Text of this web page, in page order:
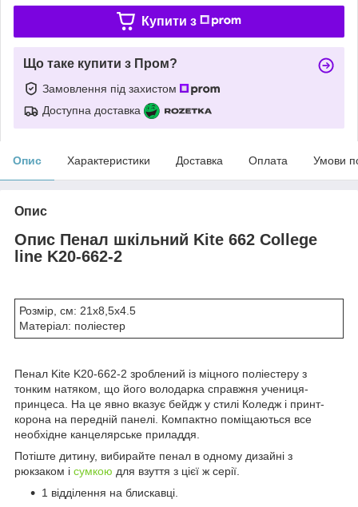
Купити з
Що таке купити з Пром?
Замовлення під захистом
Доступна доставка
Опис Характеристики Доставка Оплата Умови
Опис
Опис Пенал шкільний Kite 662 College
line K20-662-2
Розмір, см: 21x8,5x4.5
Матеріал: поліестер
Пенал Kite K20-662-2 зроблений із міцного поліестеру з
тонким натяком, що його володарка справжня учениця-
принцеса. На це явно вказує бейдж у стилі Коледж і принт-
корона на передній панелі. Компактно поміщаються все
необхідне канцелярське приладдя.
Потіште дитину, вибирайте пенал в одному дизайні з
рюкзаком і сумкою для взуття з цієї ж серії.
1 відділення на блискавці.